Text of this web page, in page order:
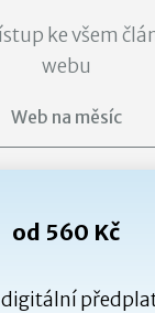
ke všem
webu
Web na měsíc
od 560 Kč